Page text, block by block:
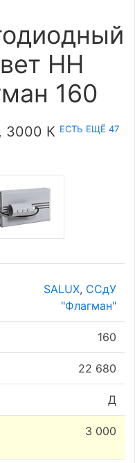
НН
160
3000 К ЕСТЬ ЕЩЁ 47
SALUX, ССдУ
"Флагман"
160
22 680
Д
3 000